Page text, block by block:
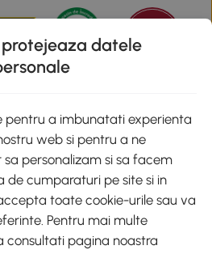
Google Play
clienti@aosom.ro
Str. Barbu Paris Mumuleanu, Nr. 30-
protejeaza datele
pentru a imbunatati experienta
web si pentru a ne
personalizam si sa facem
de cumparaturi pe site si in
toate cookie-urile sau va
Pentru mai multe
consultati pagina noastra